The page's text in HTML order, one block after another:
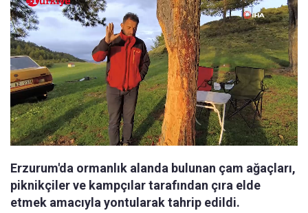
Erzurum'da ormanlık alanda bulunan çam ağaçları,
piknikçiler ve kampçılar tarafından çıra elde
etmek amacıyla yontularak tahrip edildi.